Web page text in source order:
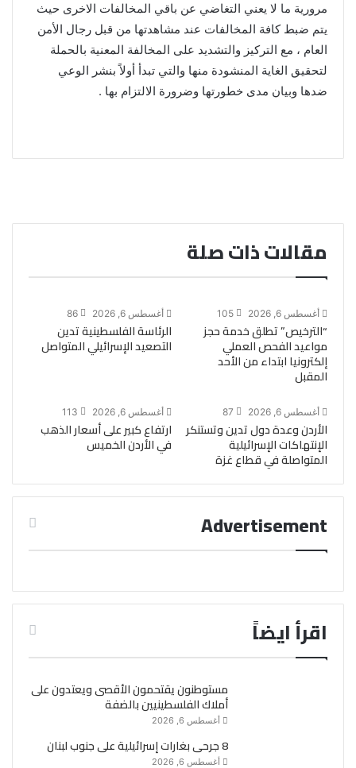
مرورية ما لا يعني التغاضي عن باقي المخالفات الاخرى حيث
يتم ضبط كافة المخالفات عند مشاهدتها من قبل رجال الأمن
العام ، مع التركيز والتشديد على المخالفة المعنية بالحملة
لتحقيق الغاية المنشودة منها والتي تبدأ أولاً بنشر الوعي
ضدها وبيان مدى خطورتها وضرورة الالتزام بها .
مقالات ذات صلة
أغسطس 6, 2026 105
“الترخيص” تطلق خدمة حجز
مواعيد الفحص العملي
إلكترونيا ابتداء من الأحد
المقبل
أغسطس 6, 2026 86
الرئاسة الفلسطينية تدين
التصعيد الإسرائيلي المتواصل
أغسطس 6, 2026 87
الأردن وعدة دول تدين وتستنكر
الإنتهاكات الإسرائيلية
المتواصلة في قطاع غزة
أغسطس 6, 2026 113
ارتفاع كبير على أسعار الذهب
في الأردن الخميس
Advertisement
اقرأ ايضاً
مستوطنون يقتحمون الأقصى ويعتدون على
أملاك الفلسطينيين بالضفة
أغسطس 6, 2026
8 جرحى بغارات إسرائيلية على جنوب لبنان
أغسطس 6, 2026